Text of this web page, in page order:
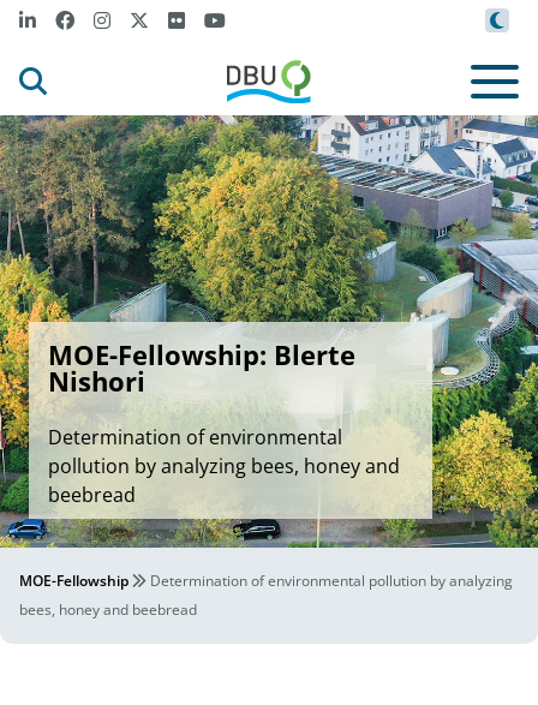
MOE-Fellowship: Blerte
Nishori
Determination of environmental
pollution by analyzing bees, honey and
beebread
MOE-Fellowship
Determination of environmental pollution by analyzing
bees, honey and beebread